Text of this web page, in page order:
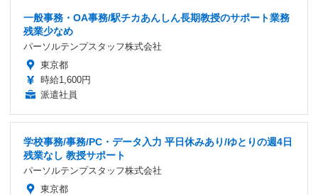
一般事務・OA事務/駅チカあんしん長期教授のサポート業務
残業少なめ
パーソルテンプスタッフ株式会社
東京都
時給1,600円
派遣社員
学校事務/事務/PC・データ入力 平日休みあり/ゆとりの週4日
残業なし 教授サポート
パーソルテンプスタッフ株式会社
東京都